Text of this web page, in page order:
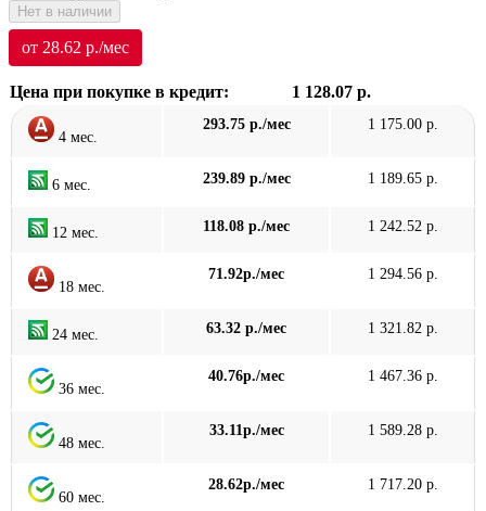
Нет в наличии
от 28.62 р./мес
Цена при покупке в кредит: 1 128.07 р.
4 мес.
293.75 р./мес 1 175.00 р.
6 мес. 239.89 р./мес 1 189.65 р.
12 мес. 118.08 р./мес 1 242.52 р.
18 мес.
71.92р./мес 1 294.56 р.
24 мес. 63.32 р./мес 1 321.82 р.
36 мес.
40.76р./мес 1 467.36 р.
48 мес.
33.11р./мес 1 589.28 р.
60 мес.
28.62р./мес 1 717.20 р.